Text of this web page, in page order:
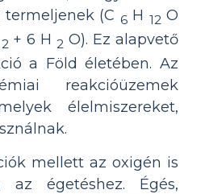
(C 6H 12 O
2 + 6 H2 O). Ez alapvető
a Föld életében. Az
reakcióüzemek
élelmiszereket,
mellett az oxigén is
az égetéshez. Égés,